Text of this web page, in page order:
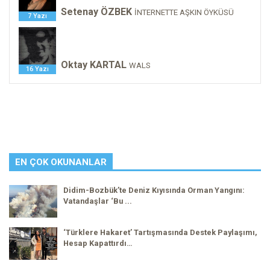
7 Yazı Setenay ÖZBEK İNTERNETTE AŞKIN ÖYKÜSÜ
16 Yazı Oktay KARTAL WALS
EN ÇOK OKUNANLAR
Didim-Bozbük’te Deniz Kıyısında Orman Yangını:
Vatandaşlar ‘Bu ...
‘Türklere Hakaret’ Tartışmasında Destek Paylaşımı,
Hesap Kapattırdı…